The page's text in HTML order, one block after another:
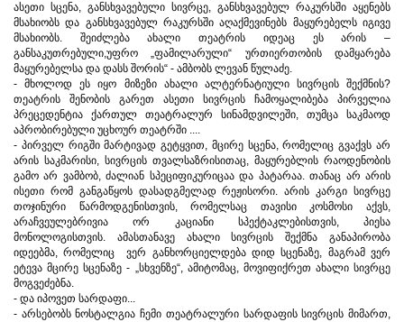
ასეთი სცენა, განსხვავებული სივრცე, განსხვავებულ რაკურსში აყენებს
მსახიობს და განსხვავებულ რაკურსში აღაქმევინებს მაყურებელს იგივე
მსახიობს. შეიძლება ახალი თეატრის იდეაც ეს არის –
განსაკუთრებული,უფრო „ფამილარული“ ურთიერთობის დამყარება
მაყურებელსა და დასს შორის“ - ამბობს ლევან წულაძე.
- მხოლოდ ეს იყო მიზეზი ახალი ალტერნატიული სივრცის შექმნის?
თეატრის შენობის გარეთ ასეთი სივრცის ჩამოყალიბება პირველია
პრეცედენტია ქართულ თეატრალურ სინამდვილეში, თუმცა საკმაოდ
აპრობირებული უცხოურ თეატრში ....
- პირველ რიგში მარტივად გეტყვით, მცირე სცენა, რომელიც გვაქვს არ
არის საკმარისი, სივრცის თვალსაზრისითაც, მაყურებლის რაოდენობის
გამო არ ვამბობ, ძალიან სპეციფიკურიცაა და პატარაა. თანაც არ არის
ისეთი რომ განგაწყოს დასადგმელად რეჟისორი. არის კარგი სივრცე
თოჯინური წარმოდგენისთვის, რომელსაც თავისი კოსმოსი აქვს,
არაჩვეულებრივია ორ კაციანი სპექტაკლებისთვის, პიესა
მონოლოგისთვის. ამასთანავე ახალი სივრცის შექმნა განაპირობა
იდეებმა, რომელიც ვერ განხორციელდება დიდ სცენაზე, მაგრამ ვერ
ეტევა მცირე სცენაზე - „სხვენზე“, ამიტომაც, მოვიფიქრეთ ახალი სივრცე
მოგვეძებნა.
- და იპოვეთ სარდაფი...
- არსებობს ნოსტალგია ჩემი თეატრალური სარდაფის სივრცის მიმართ,